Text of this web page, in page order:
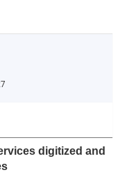
digitized and